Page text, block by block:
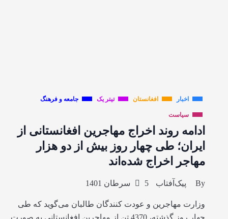
اخبار افغانستان تیتر یک جامعه و فرهنگ
سیاست
ادامه روند اخراج مهاجرین افغانستانی از
ایران؛ طی چهار روز بیش از دو هزار
مهاجر اخراج شده‌اند
By پیک‌آفتاب 5 سرطان 1401
وزارت مهاجرین و عودت کنندگان طالبان می‌گوید که طی